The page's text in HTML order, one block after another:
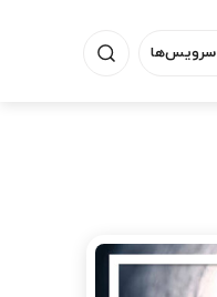
سرویس‌ها